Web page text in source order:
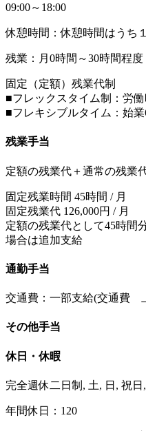
09:00～18:00
休憩時間：休憩時間はうち
残業：月0時間～30時間程度
固定（定額）残業代制
■フレックスタイム制：労
■フレキシブルタイム：始
残業手当
定額の残業代＋通常の残業
固定残業時間 45時間 / 月
固定残業代 126,000円 / 月
定額の残業代として45時間
場合は追加支給
通勤手当
交通費：一部支給(交通費
その他手当
休日・休暇
完全週休二日制, 土, 日, 祝
年間休日：120